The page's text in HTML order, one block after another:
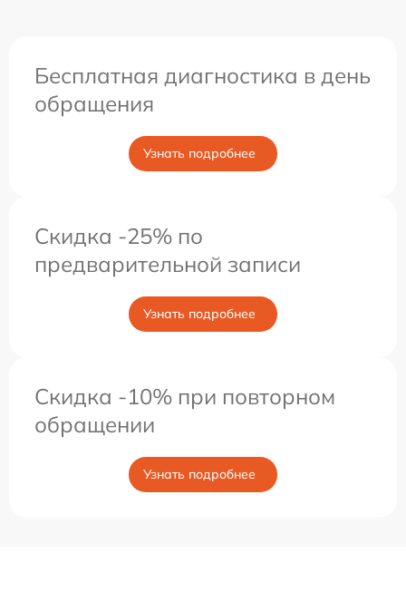
Бесплатная диагностика в день
обращения
Узнать подробнее
Скидка -25% по
предварительной записи
Узнать подробнее
Скидка -10% при повторном
обращении
Узнать подробнее